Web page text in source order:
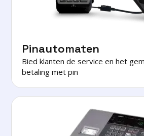
Pinautomaten
Bied klanten de service en het
betaling met pin